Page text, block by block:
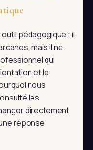
pédagogique : il
mais il ne
qui
et le
nous
les
directement
réponse